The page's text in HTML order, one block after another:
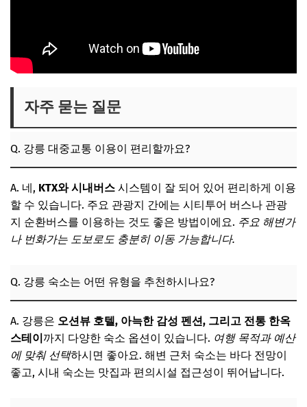
자주 묻는 질문
Q. 강릉 대중교통 이용이 편리할까요?
A. 네, KTX와 시내버스 시스템이 잘 되어 있어 편리하게 이용
할 수 있습니다. 주요 관광지 간에는 시티투어 버스나 관광
지 순환버스를 이용하는 것도 좋은 방법이에요. 주요 해변가
나 번화가는 도보로도 충분히 이동 가능합니다.
Q. 강릉 숙소는 어떤 유형을 추천하시나요?
A. 강릉은 오션뷰 호텔, 아늑한 감성 펜션, 그리고 전통 한옥
스테이 까지 다양한 숙소 옵션이 있습니다. 여행 목적과 예산
에 맞춰 선택하시면 좋아요. 해변 근처 숙소는 바다 전망이
좋고, 시내 숙소는 맛집과 편의시설 접근성이 뛰어납니다.